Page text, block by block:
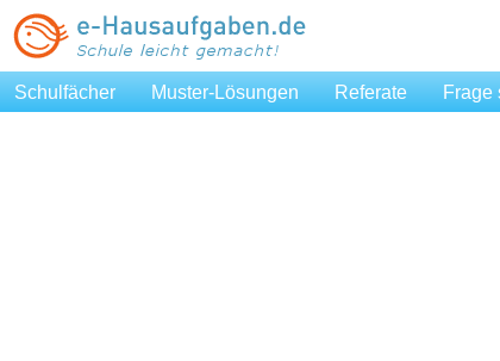
Schulfächer Muster-Lösungen Referate Frage